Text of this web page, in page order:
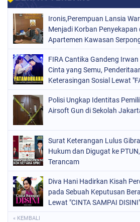
Ironis,Perempuan Lansia
Menjadi Korban
Apartemen Kawasan
FIRA Cantika Gandeng
Cinta yang Semu,
Keterasingan Sosial Lewat
Polisi Ungkap Identitas
Airsoft Gun di Sekolah
Surat Keterangan Lulus
Hukum dan Digugat ke
Terancam
Diva Hani Hadirkan Kisah
pada Sebuah Keputusan
Lewat "CINTA SAMPAI
« KEMBALI